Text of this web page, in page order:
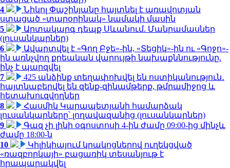
4
Նիկոլ Փաշինյանը հայտնել է առավոտյան
ստացած «տարօրինակ» նամակի մասին
5
Արտակարգ դեպք Սևանում. Մանրամասներ
(լուսանկարներ)
6
Ավարտվել է «Գող Բջե»-ին, «Տեցիկ»-ին ու «Գոջո»-
ին առնչվող քրեական վարույթի նախաքննությունը.
ինչ է պարզվել
7
425 անձինք տեղափոխվել են ոստիկանություն․
հայտնաբերվել են զենք-զինամթերք, թմրամիջոց և
հետախուզվողներ
8
Հասմիկ Կարապետյանի համարձակ
լուսանկարները՝ լողավազանից (լուսանկարներ)
9
Գազ չի լինի օգոստոսի 4-ին ժամը 09:00-ից մինչև
ժամը 18:00-ն
10
Կիլիկիայում կրակոցներով ուղեկցված
«ռազբորկայի» բացառիկ տեսանյութ է
հրապարակվել